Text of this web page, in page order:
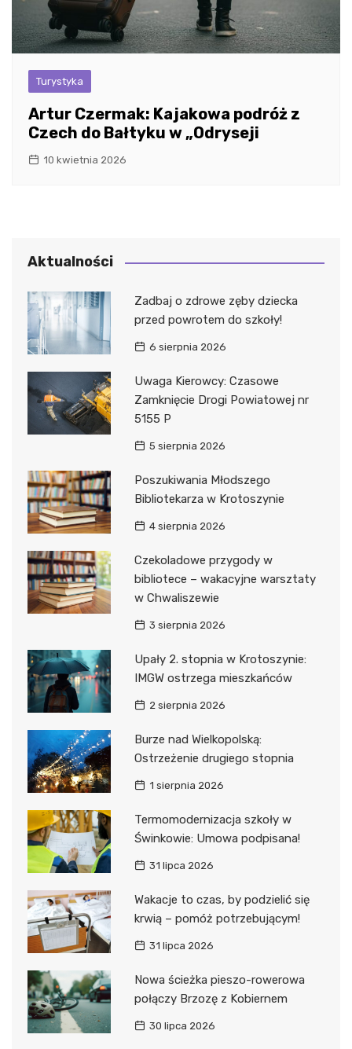
Turystyka
Artur Czermak: Kajakowa podróż z
Czech do Bałtyku w „Odryseji
10 kwietnia 2026
Aktualności
Zadbaj o zdrowe zęby dziecka
przed powrotem do szkoły!
6 sierpnia 2026
Uwaga Kierowcy: Czasowe
Zamknięcie Drogi Powiatowej nr
5155 P
5 sierpnia 2026
Poszukiwania Młodszego
Bibliotekarza w Krotoszynie
4 sierpnia 2026
Czekoladowe przygody w
bibliotece – wakacyjne warsztaty
w Chwaliszewie
3 sierpnia 2026
Upały 2. stopnia w Krotoszynie:
IMGW ostrzega mieszkańców
2 sierpnia 2026
Burze nad Wielkopolską:
Ostrzeżenie drugiego stopnia
1 sierpnia 2026
Termomodernizacja szkoły w
Świnkowie: Umowa podpisana!
31 lipca 2026
Wakacje to czas, by podzielić się
krwią – pomóż potrzebującym!
31 lipca 2026
Nowa ścieżka pieszo-rowerowa
połączy Brzozę z Kobiernem
30 lipca 2026